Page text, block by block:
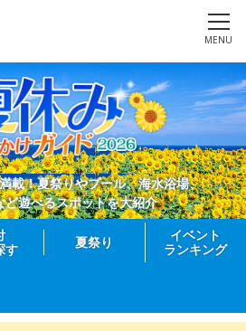
MENU
載！夏祭りやプール、海水浴場、
ど遊べるスポットを大紹介
す
夏祭り
イベント
ランキング